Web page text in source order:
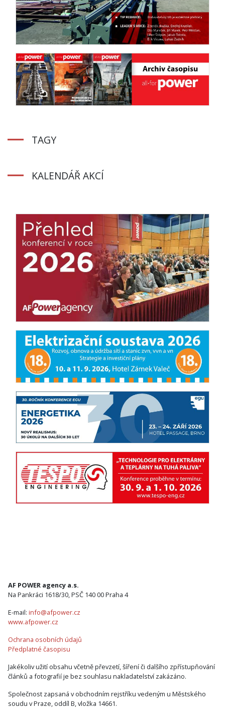
TAGY
KALENDÁŘ AKCÍ
AF POWER agency a.s.
Na Pankráci 1618/30, PSČ 140 00 Praha 4
E-mail: info@afpower.cz
www.afpower.cz
Ochrana osobních údajů
Předplatné časopisu
Jakékoliv užití obsahu včetně převzetí, šíření či dalšího zpřístupňování
článků a fotografií je bez souhlasu nakladatelství zakázáno.
Společnost zapsaná v obchodním rejstříku vedeným u Městského
soudu v Praze, oddíl B, vložka 14661.